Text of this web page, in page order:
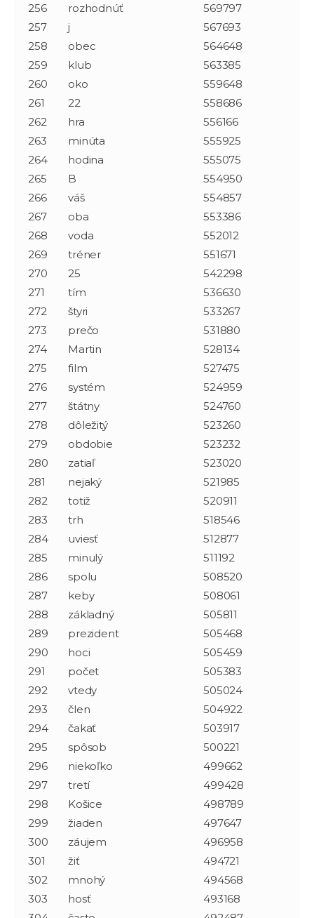
256
rozhodnúť
569797
257
j
567693
258
obec
564648
259
klub
563385
260
oko
559648
261
22
558686
262
hra
556166
263
minúta
555925
264
hodina
555075
265
B
554950
266
váš
554857
267
oba
553386
268
voda
552012
269
tréner
551671
270
25
542298
271
tím
536630
272
štyri
533267
273
prečo
531880
274
Martin
528134
275
film
527475
276
systém
524959
277
štátny
524760
278
dôležitý
523260
279
obdobie
523232
280
zatiaľ
523020
281
nejaký
521985
282
totiž
520911
283
trh
518546
284
uviesť
512877
285
minulý
511192
286
spolu
508520
287
keby
508061
288
základný
505811
289
prezident
505468
290
hoci
505459
291
počet
505383
292
vtedy
505024
293
člen
504922
294
čakať
503917
295
spôsob
500221
296
niekoľko
499662
297
tretí
499428
298
Košice
498789
299
žiaden
497647
300
záujem
496958
301
žiť
494721
302
mnohý
494568
303
hosť
493168